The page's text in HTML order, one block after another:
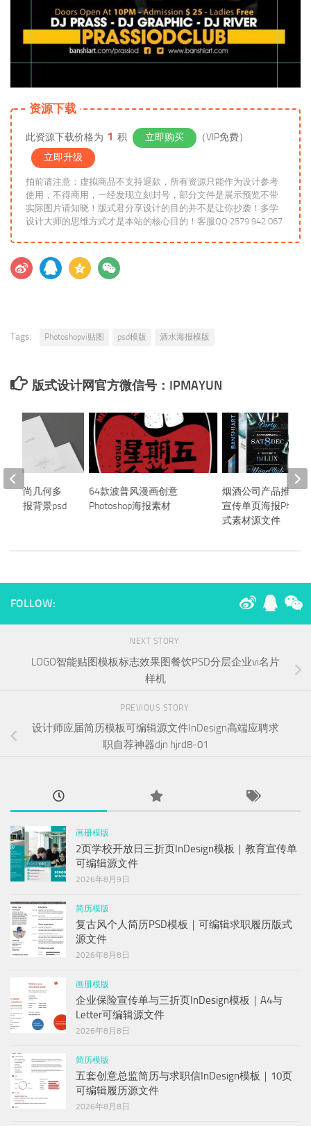
资源下载
此资源下载价格为 1 积 立即购买
（VIP免费）
立即升级
拍前请注意：虚拟商品不支持退款，所有资源只能作为设计参考
使用，不得商用，一经发现立刻封号，部分文件是展示预览不带
实际图片请知晓！版式君分享设计的目的并不是让你抄袭！多学
设计大师的思维方式才是本站的核心目的！客服QQ:2579 942 067
Tags: Photoshopvi贴图 psd模版 酒水海报模版
版式设计网官方微信号：IPMAYUN
64款波普风漫画创意
Photoshop海报素材
烟酒公司产品推广
宣传单页海报
式素材源文件
意时尚几何多
案海报背景psd
FOLLOW:
NEXT STORY
LOGO智能贴图模板标志效果图餐饮PSD分层企业vi名片
样机
PREVIOUS STORY
设计师应届简历模板可编辑源文件InDesign高端应聘求
职自荐神器djn hjrd8-01
画册模版
2页学校开放日三折页InDesign模板｜教育宣传单
可编辑源文件
2026年8月9日
简历模版
复古风个人简历PSD模板｜可编辑求职履历版式
源文件
2026年8月8日
画册模版
企业保险宣传单与三折页InDesign模板｜A4与
Letter可编辑源文件
2026年8月8日
简历模版
五套创意总监简历与求职信InDesign模板｜10页
可编辑履历源文件
2026年8月8日